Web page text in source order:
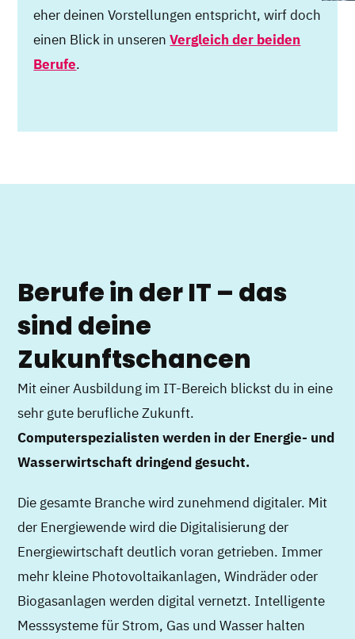
eher deinen Vorstellungen entspricht, wirf doch
einen Blick in unserenVergleich der beiden
Berufe.
Berufe in der IT – das
sind deine
Zukunftschancen
Mit einer Ausbildung im IT-Bereich blickst du in eine
sehr gute berufliche Zukunft.
Computerspezialisten werden in der Energie- und
Wasserwirtschaft dringend gesucht.
Die gesamte Branche wird zunehmend digitaler. Mit
der Energiewende wird die Digitalisierung der
Energiewirtschaft deutlich voran getrieben. Immer
mehr kleine Photovoltaikanlagen, Windräder oder
Biogasanlagen werden digital vernetzt. Intelligente
Messsysteme für Strom, Gas und Wasser halten